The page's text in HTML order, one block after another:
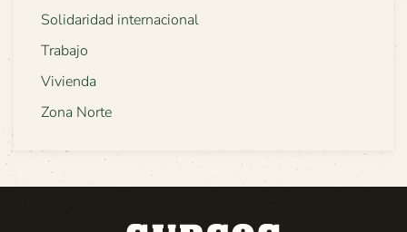
Solidaridad internacional
Trabajo
Vivienda
Zona Norte